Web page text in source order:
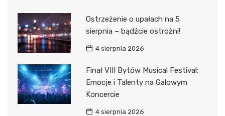
Ostrzeżenie o upałach na 5
sierpnia – bądźcie ostrożni!
4 sierpnia 2026
Finał VIII Bytów Musical Festival:
Emocje i Talenty na Galowym
Koncercie
4 sierpnia 2026